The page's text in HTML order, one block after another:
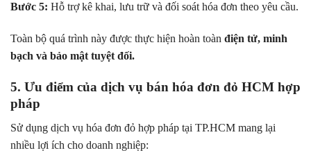
Bước 5: Hỗ trợ kê khai, lưu trữ và đối soát hóa đơn theo yêu cầu.
Toàn bộ quá trình này được thực hiện hoàn toàn điện tử, minh
bạch và bảo mật tuyệt đối.
5. Ưu điểm của dịch vụ bán hóa đơn đỏ HCM hợp
pháp
Sử dụng dịch vụ hóa đơn đỏ hợp pháp tại TP.HCM mang lại
nhiều lợi ích cho doanh nghiệp: